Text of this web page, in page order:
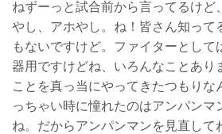
ねずーっと試合前から言ってるけど
やし、アホやし。ね！皆さん知って
もないですけど。ファイターとして
器用ですけどね、いろんなことあり
ことを真っ当にやってきたつもりな
っちゃい時に憧れたのはアンパンマ
ね。だからアンパンマンを見直して